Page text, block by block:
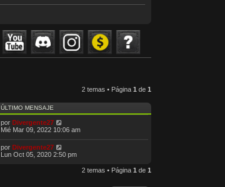
2 temas • Página 1 de 1
ÚLTIMO MENSAJE
por Divergente27
Mié Mar 09, 2022 10:06 am
por Divergente27
Lun Oct 05, 2020 2:50 pm
2 temas • Página 1 de 1